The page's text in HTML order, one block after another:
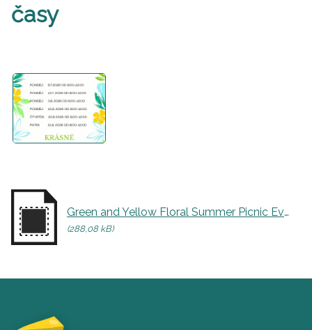
časy
Green and Yellow Floral Summer Picnic Event Flyer (1).jpg
(288,08 kB)